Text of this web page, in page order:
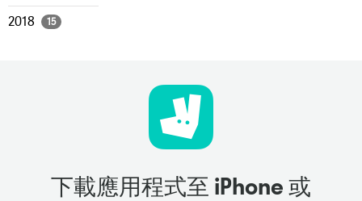
2018 15
下載應用程式至 iPhone 或